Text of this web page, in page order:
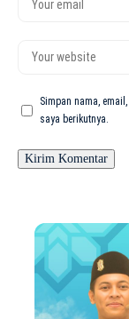
Simpan nama,
saya berikutnya.